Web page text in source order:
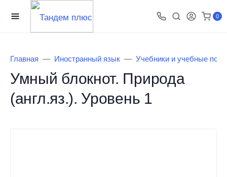
0
Главная Иностранный язык Учебники и учебные
Умный блокнот. Природа
(англ.яз.). Уровень 1